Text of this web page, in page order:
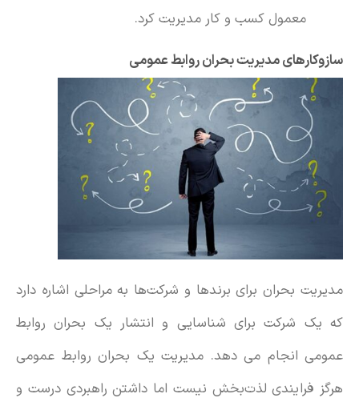
معمول کسب و کار مدیریت کرد.
سازوکارهای مدیریت بحران روابط عمومی
مدیریت بحران برای برندها و شرکت‌ها به مراحلی اشاره دارد
که یک شرکت برای شناسایی و انتشار یک بحران روابط
عمومی انجام می دهد. مدیریت یک بحران روابط عمومی
هرگز فرایندی لذت‌بخش نیست اما داشتن راهبردی درست و